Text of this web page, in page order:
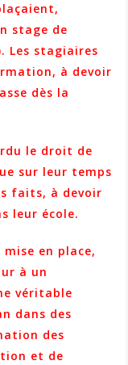
stage de
Les stagiaires
à devoir
dès la
le droit de
sur leur temps
faits, à devoir
leur école.
mise en place,
à un
véritable
dans des
des
et de